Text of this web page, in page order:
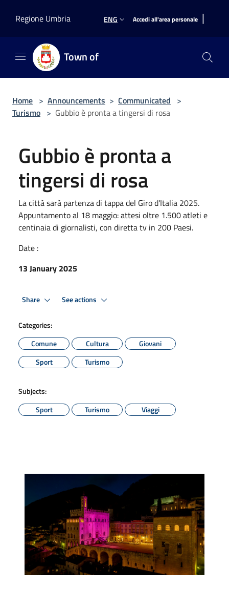
Regione Umbria
ENG Accedi all'area personale |
Town of
Home > Announcements > Communicated >
Turismo > Gubbio è pronta a tingersi di rosa
Gubbio è pronta a
tingersi di rosa
La città sarà partenza di tappa del Giro d'Italia 2025.
Appuntamento al 18 maggio: attesi oltre 1.500 atleti e
centinaia di giornalisti, con diretta tv in 200 Paesi.
Date :
13 January 2025
Share See actions
Categories:
Comune
Cultura
Giovani
Sport
Turismo
Subjects:
Sport
Turismo Viaggi